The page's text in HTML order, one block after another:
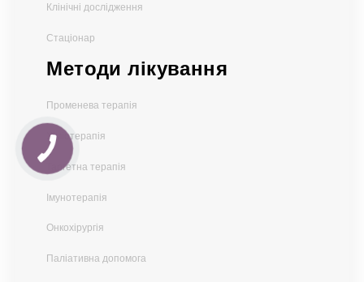
Клінічні дослідження
Стаціонар
Методи лікування
Променева терапія
Хіміотерапія
Таргетна терапія
Імунотерапія
Онкохірургія
Паліативна допомога